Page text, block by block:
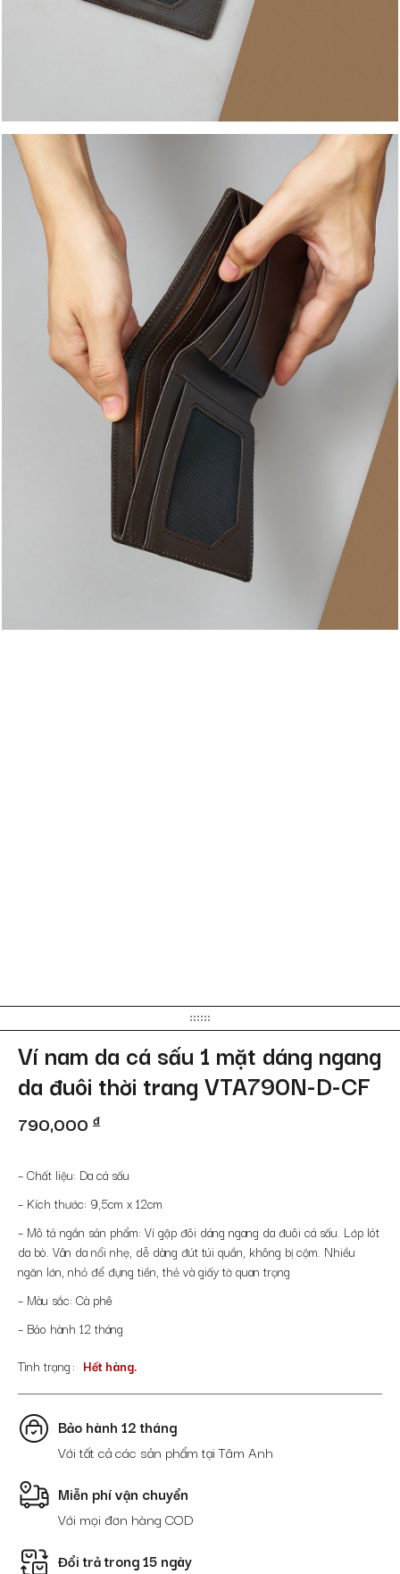
Ví nam da cá sấu 1 mặt dáng ngang
da đuôi thời trang VTA790N-D-CF
790,000 đ
– Chất liệu: Da cá sấu
– Kích thước: 9,5cm x 12cm
– Mô tả ngắn sản phẩm: Ví gập đôi dáng ngang da đuôi cá sấu. Lớp lót
da bò. Vân da nổi nhẹ, dễ dàng đút túi quần, không bị cộm. Nhiều
ngăn lớn, nhỏ để đựng tiền, thẻ và giấy tờ quan trọng
– Màu sắc: Cà phê
– Bảo hành 12 tháng
Tình trạng
Hết hàng.
Bảo hành 12 tháng
Với tất cả các sản phẩm tại Tâm Anh
Miễn phí vận chuyển
Với mọi đơn hàng COD
Đổi trả trong 15 ngày